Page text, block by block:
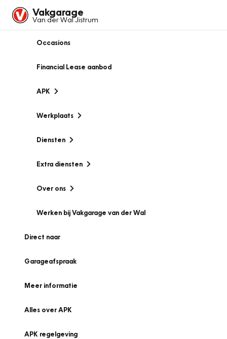
Vakgarage
Van der Wal Jistrum
Occasions
Financial Lease aanbod
APK
Werkplaats
Diensten
Extra diensten
Over ons
Werken bij Vakgarage van der Wal
Direct naar
Garageafspraak
Meer informatie
Alles over APK
APK regelgeving